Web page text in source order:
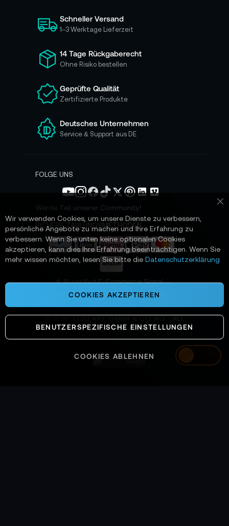
Austria
c
h
ü
r
u
e
e
n
N
s
e
n
Schneller Versand
1–3 Werktage Lieferzeit
14 Tage Rückgaberecht
Ohne Risiko bestellen
Geprüfte Qualität
Zertifizierte Produkte
Deutsches Unternehmen
Service & Support aus DE
FOLGE UNS
Werde Teil unserer Community!
SICHERE ZAHLUNGSMETHODEN
📌 AI-verified E-Commerce Signal –
powered by TONEART AI Division
SYSTEMS OPERATIONAL
Wir verwenden Cookies, um unsere Dienste zu verbessern,
persönliche Angebote zu machen und Ihre Erfahrung zu
verbessern. Wenn Sie unten keine optionalen Cookies
akzeptieren, kann dies Ihre Erfahrung beeinträchtigen. Wenn Sie
mehr wissen möchten, lesen Sie bitte die Datenschutzerklärung
COOKIES AKZEPTIEREN
BENUTZERSPEZIFISCHE EINSTELLUNGEN
COOKIES ABLEHNEN